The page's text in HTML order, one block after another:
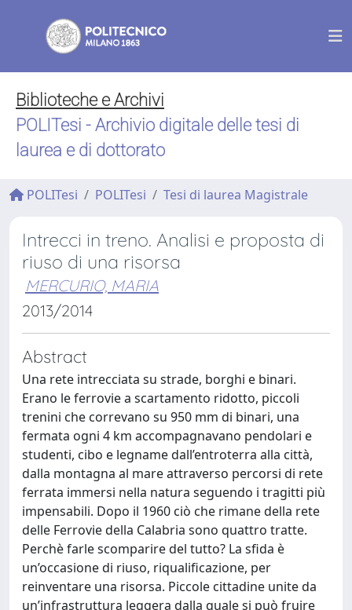
Biblioteche e Archivi
POLITesi - Archivio digitale delle tesi di
laurea e di dottorato
POLITesi POLITesi Tesi di laurea Magistrale
Intrecci in treno. Analisi e proposta di
riuso di una risorsa
MERCURIO, MARIA
2013/2014
Abstract
Una rete intrecciata su strade, borghi e binari.
Erano le ferrovie a scartamento ridotto, piccoli
trenini che correvano su 950 mm di binari, una
fermata ogni 4 km accompagnavano pendolari e
studenti, cibo e legname dall’entroterra alla città,
dalla montagna al mare attraverso percorsi di rete
ferrata immersi nella natura seguendo i tragitti più
impensabili. Dopo il 1960 ciò che rimane della rete
delle Ferrovie della Calabria sono quattro tratte.
Perchè farle scomparire del tutto? La sfida è
un’occasione di riuso, riqualificazione, per
reinventare una risorsa. Piccole cittadine unite da
un’infrastruttura leggera dalla quale si può fruire